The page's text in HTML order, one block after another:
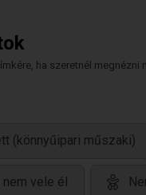
ha szeretnél megnézni
(könnyűipari műszaki)
vele él